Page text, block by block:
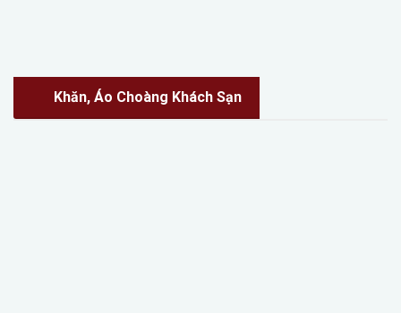
Khăn, Áo Choàng Khách Sạn